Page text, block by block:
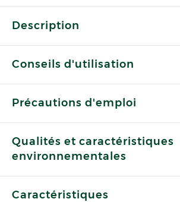
Description
Conseils d'utilisation
Précautions d'emploi
Qualités et caractéristiques
environnementales
Caractéristiques